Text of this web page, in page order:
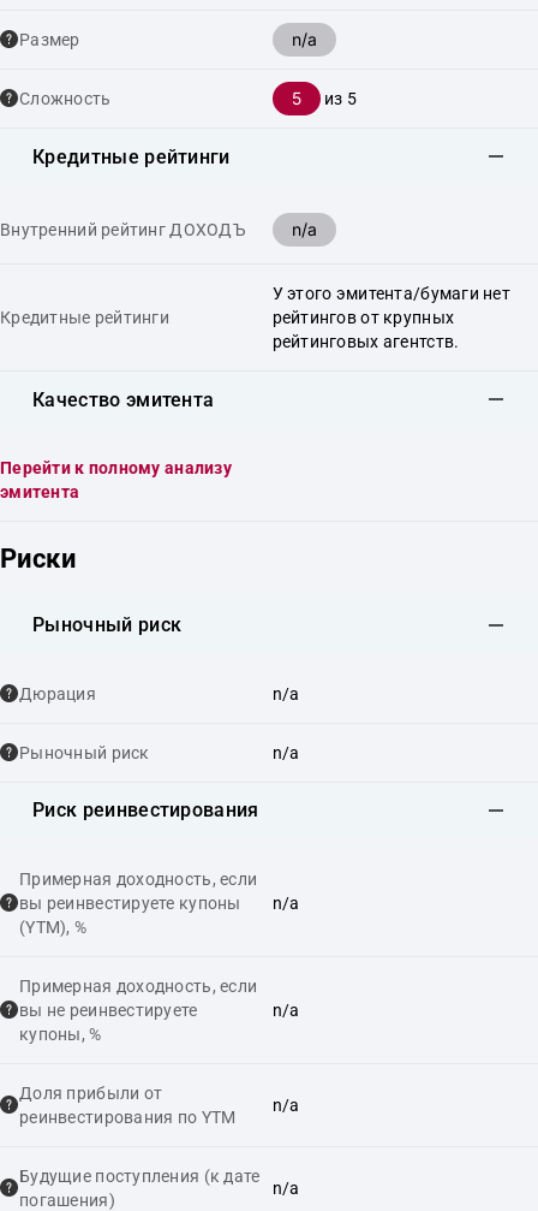
Размер n/a
Сложность 5 из 5
Кредитные рейтинги
Внутренний рейтинг ДОХОДЪ n/a
Кредитные рейтинги
У этого эмитента/бумаги нет
рейтингов от крупных
рейтинговых агентств.
Качество эмитента
Перейти к полному анализу
эмитента
Риски
Рыночный риск
Дюрация n/a
Рыночный риск n/a
Риск реинвестирования
Примерная доходность, если
вы реинвестируете купоны
(YTM), %
n/a
Примерная доходность, если
вы не реинвестируете
купоны, %
n/a
Доля прибыли от
реинвестирования по YTM
n/a
Будущие поступления (к дате
погашения)
n/a